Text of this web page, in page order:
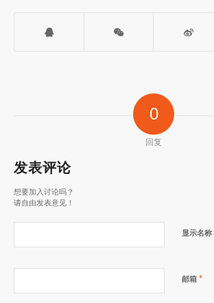
0
回复
发表评论
想要加入讨论吗？
请自由发表意见！
显示名称
邮箱 *